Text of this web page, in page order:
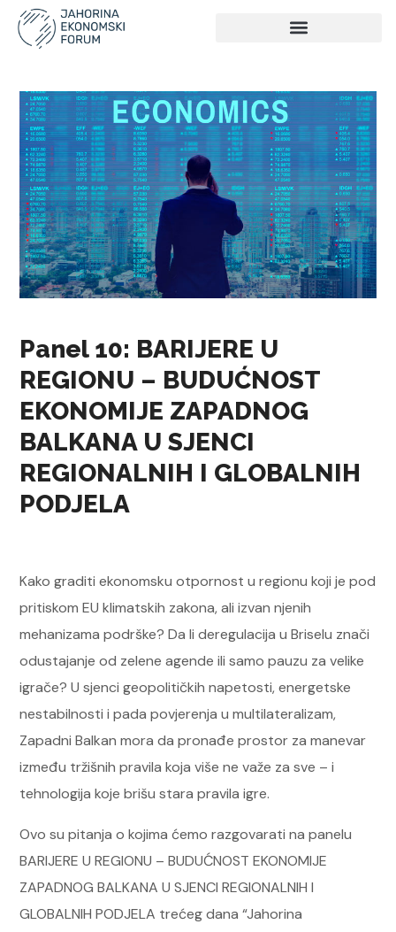
Panel 10: BARIJERE U
REGIONU – BUDUĆNOST
EKONOMIJE ZAPADNOG
BALKANA U SJENCI
REGIONALNIH I GLOBALNIH
PODJELA
Kako graditi ekonomsku otpornost u regionu koji je pod
pritiskom EU klimatskih zakona, ali izvan njenih
mehanizama podrške? Da li deregulacija u Briselu znači
odustajanje od zelene agende ili samo pauzu za velike
igrače? U sjenci geopolitičkih napetosti, energetske
nestabilnosti i pada povjerenja u multilateralizam,
Zapadni Balkan mora da pronađe prostor za manevar
između tržišnih pravila koja više ne važe za sve – i
tehnologija koje brišu stara pravila igre.
Ovo su pitanja o kojima ćemo razgovarati na panelu
BARIJERE U REGIONU – BUDUĆNOST EKONOMIJE
ZAPADNOG BALKANA U SJENCI REGIONALNIH I
GLOBALNIH PODJELA trećeg dana “Jahorina